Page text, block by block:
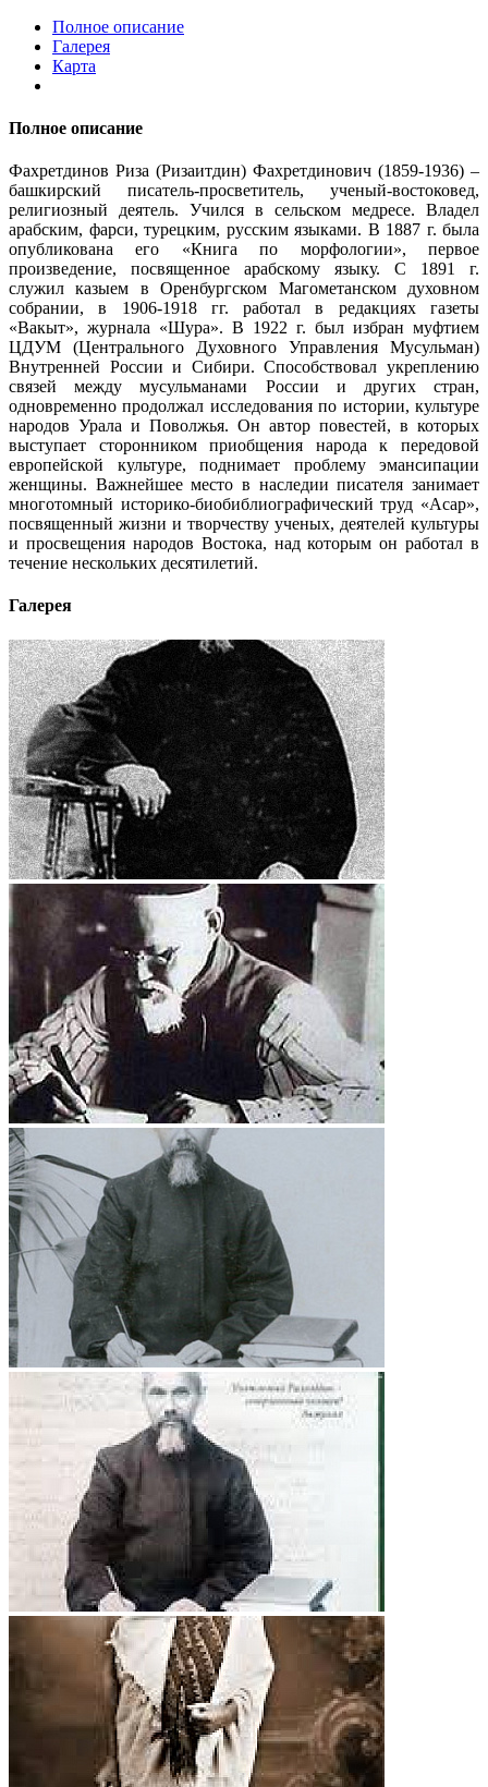
Полное описание
Галерея
Карта
Полное описание
Фахретдинов Риза (Ризаитдин) Фахретдинович (1859-1936) –
башкирский писатель-просветитель, ученый-востоковед,
религиозный деятель. Учился в сельском медресе. Владел
арабским, фарси, турецким, русским языками. В 1887 г. была
опубликована его «Книга по морфологии», первое
произведение, посвященное арабскому языку. С 1891 г.
служил казыем в Оренбургском Магометанском духовном
собрании, в 1906-1918 гг. работал в редакциях газеты
«Вакыт», журнала «Шура». В 1922 г. был избран муфтием
ЦДУМ (Центрального Духовного Управления Мусульман)
Внутренней России и Сибири. Способствовал укреплению
связей между мусульманами России и других стран,
одновременно продолжал исследования по истории, культуре
народов Урала и Поволжья. Он автор повестей, в которых
выступает сторонником приобщения народа к передовой
европейской культуре, поднимает проблему эмансипации
женщины. Важнейшее место в наследии писателя занимает
многотомный историко-биобиблиографический труд «Асар»,
посвященный жизни и творчеству ученых, деятелей культуры
и просвещения народов Востока, над которым он работал в
течение нескольких десятилетий.
Галерея